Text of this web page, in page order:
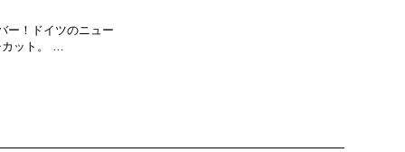
ー！ドイツのニュー
カット。 …